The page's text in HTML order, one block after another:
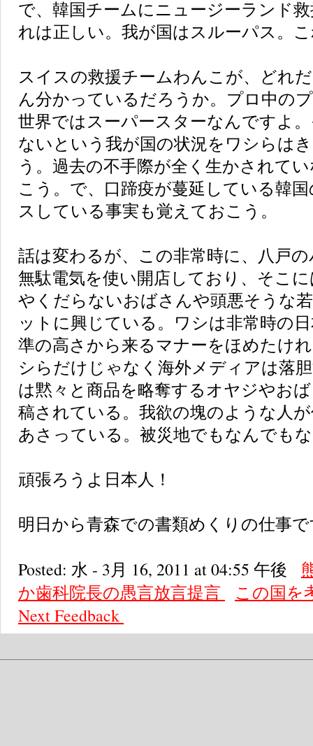
で、韓国チームにニュージーランド
れは正しい。我が国はスルーパス。
スイスの救援チームわんこが、どれ
ん分かっているだろうか。プロ中の
世界ではスーパースターなんですよ
ないという我が国の状況をワシらは
う。過去の不手際が全く生かされて
こう。で、口蹄疫が蔓延している韓
スしている事実も覚えておこう。
話は変わるが、この非常時に、八戸
無駄電気を使い開店しており、そこ
やくだらないおばさんや頭悪そうな
ットに興じている。ワシは非常時の
準の高さから来るマナーをほめたけ
シらだけじゃなく海外メディアは落
は黙々と商品を略奪するオヤジやおば
稿されている。我欲の塊のような人
あさっている。被災地でもなんでも
頑張ろうよ日本人！
明日から青森での書類めくりの仕事
Posted: 水 - 3月 16, 2011 at 04:55 午後
か歯科院長の愚言放言提言
この国を
NextFeedback